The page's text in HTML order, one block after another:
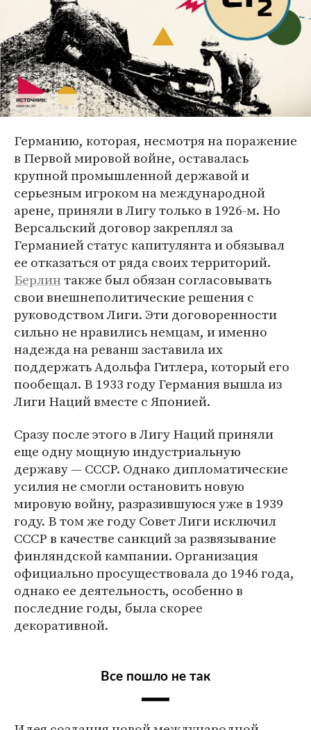
Германию, которая, несмотря на поражение
в Первой мировой войне, оставалась
крупной промышленной державой и
серьезным игроком на международной
арене, приняли в Лигу только в 1926-м. Но
Версальский договор закреплял за
Германией статус капитулянта и обязывал
ее отказаться от ряда своих территорий.
Берлинтакже был обязан согласовывать
свои внешнеполитические решения с
руководством Лиги. Эти договоренности
сильно не нравились немцам, и именно
надежда на реванш заставила их
поддержать Адольфа Гитлера, который его
пообещал. В 1933 году Германия вышла из
Лиги Наций вместе с Японией.
Сразу после этого в Лигу Наций приняли
еще одну мощную индустриальную
державу — СССР. Однако дипломатические
усилия не смогли остановить новую
мировую войну, разразившуюся уже в 1939
году. В том же году Совет Лиги исключил
СССР в качестве санкций за развязывание
финляндской кампании. Организация
официально просуществовала до 1946 года,
однако ее деятельность, особенно в
последние годы, была скорее
декоративной.
Все пошло не так